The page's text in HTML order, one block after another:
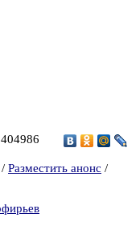
/ Разместить анонс /